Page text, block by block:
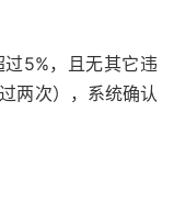
5%，且无其它违
两次），系统确认